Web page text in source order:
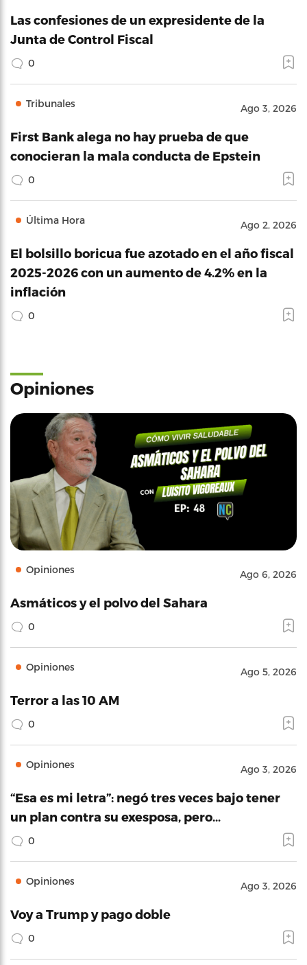
Las confesiones de un expresidente de la
Junta de Control Fiscal
0
Tribunales Ago 3, 2026
First Bank alega no hay prueba de que
conocieran la mala conducta de Epstein
0
Última Hora Ago 2, 2026
El bolsillo boricua fue azotado en el año fiscal
2025-2026 con un aumento de 4.2% en la
inflación
0
Opiniones
Opiniones Ago 6, 2026
Asmáticos y el polvo del Sahara
0
Opiniones Ago 5, 2026
Terror a las 10 AM
0
Opiniones Ago 3, 2026
“Esa es mi letra”: negó tres veces bajo tener
un plan contra su exesposa, pero…
0
Opiniones Ago 3, 2026
Voy a Trump y pago doble
0